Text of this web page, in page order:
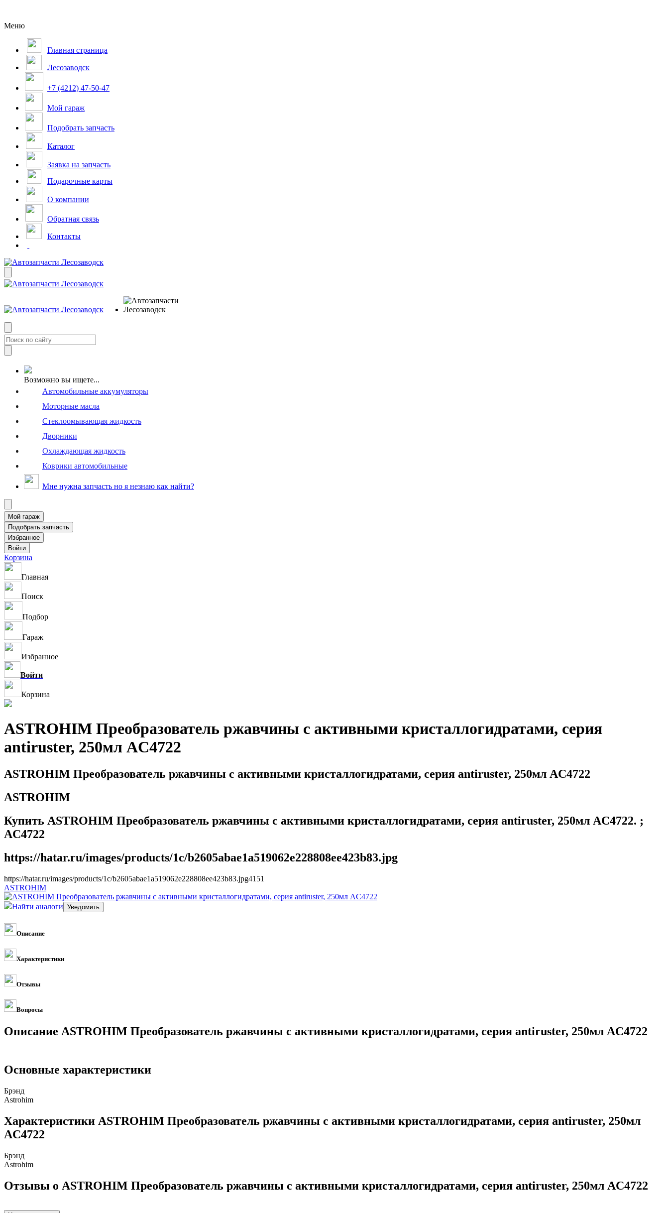
Меню
Главная страница
Лесозаводск
+7 (4212) 47-50-47
Мой гараж
Подобрать запчасть
Каталог
Заявка на запчасть
Подарочные карты
О компании
Обратная связь
Контакты
Возможно вы ищете...
Автомобильные аккумуляторы
Моторные масла
Стеклоомывающая жидкость
Дворники
Охлаждающая жидкость
Коврики автомобильные
Мне нужна запчасть но я незнаю как найти?
Корзина
Главная
Поиск
Подбор
Гараж
Избранное
Войти
Корзина
ASTROHIM Преобразователь ржавчины с активными кристаллогидратами, серия
antiruster, 250мл AC4722
ASTROHIM Преобразователь ржавчины с активными кристаллогидратами, серия antiruster, 250мл AC4722
ASTROHIM
Купить ASTROHIM Преобразователь ржавчины с активными кристаллогидратами, серия antiruster, 250мл AC4722. ;
AC4722
https://hatar.ru/images/products/1c/b2605abae1a519062e228808ee423b83.jpg
https://hatar.ru/images/products/1c/b2605abae1a519062e228808ee423b83.jpg41 51
ASTROHIM
Найти аналоги
Описание
Характеристики
Отзывы
Вопросы
Описание ASTROHIM Преобразователь ржавчины с активными кристаллогидратами, серия antiruster, 250мл AC4722
Основные характеристики
Брэнд
Astrohim
Характеристики ASTROHIM Преобразователь ржавчины с активными кристаллогидратами, серия antiruster, 250мл
AC4722
Брэнд
Astrohim
Отзывы о ASTROHIM Преобразователь ржавчины с активными кристаллогидратами, серия antiruster, 250мл AC4722